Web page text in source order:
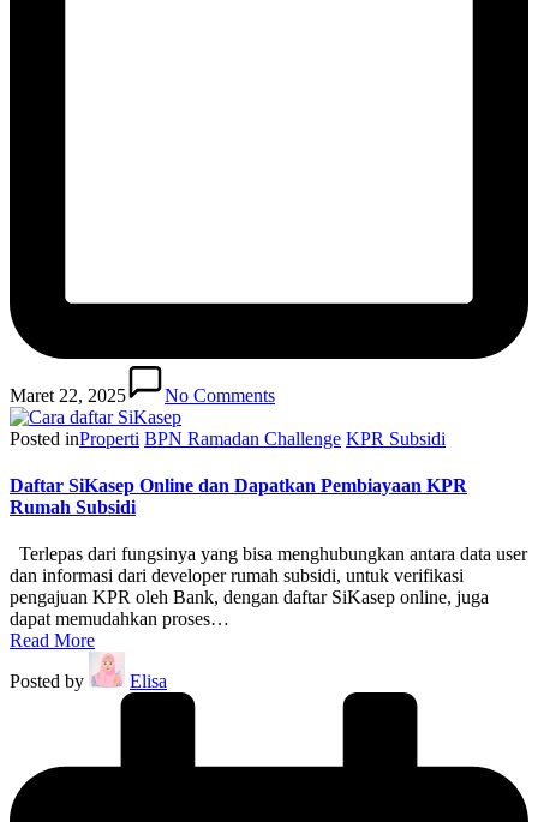
Maret 22, 2025 No Comments
Posted inProperti BPN Ramadan Challenge KPR Subsidi
Daftar SiKasep Online dan Dapatkan Pembiayaan KPR
Rumah Subsidi
Terlepas dari fungsinya yang bisa menghubungkan antara data user
dan informasi dari developer rumah subsidi, untuk verifikasi
pengajuan KPR oleh Bank, dengan daftar SiKasep online, juga
dapat memudahkan proses…
Read More
Posted by
Elisa